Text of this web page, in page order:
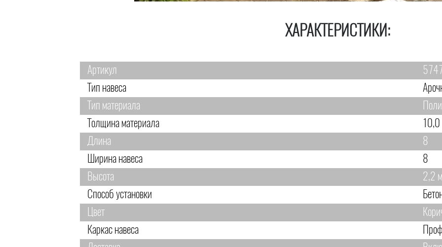
ХАРАКТЕРИСТИКИ:
Артикул
5747
Тип навеса
Тип материала
Толщина материала
Длина
8
Ширина навеса
8
Высота
2,2 м
Способ установки
Цвет
Каркас навеса